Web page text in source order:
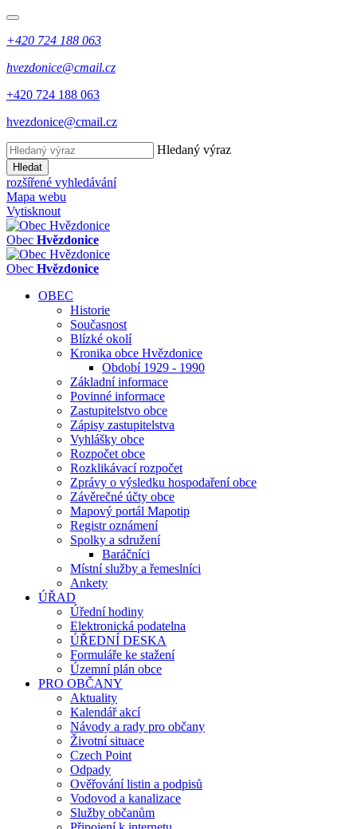
+420 724 188 063
hvezdonice@cmail.cz
+420 724 188 063
hvezdonice@cmail.cz
Hledaný výraz
Hledat
rozšířené vyhledávání
Mapa webu
Vytisknout
Obec Hvězdonice
Obec Hvězdonice
OBEC
Historie
Současnost
Blízké okolí
Kronika obce Hvězdonice
Období 1929 - 1990
Základní informace
Povinné informace
Zastupitelstvo obce
Zápisy zastupitelstva
Vyhlášky obce
Rozpočet obce
Rozklikávací rozpočet
Zprávy o výsledku hospodaření obce
Závěrečné účty obce
Mapový portál Mapotip
Registr oznámení
Spolky a sdružení
Baráčníci
Místní služby a řemeslníci
Ankety
ÚŘAD
Úřední hodiny
Elektronická podatelna
ÚŘEDNÍ DESKA
Formuláře ke stažení
Územní plán obce
PRO OBČANY
Aktuality
Kalendář akcí
Návody a rady pro občany
Životní situace
Czech Point
Odpady
Ověřování listin a podpisů
Vodovod a kanalizace
Služby občanům